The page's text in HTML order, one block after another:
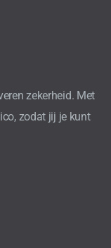
zekerheid. Met
zodat jij je kunt